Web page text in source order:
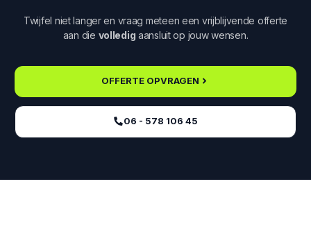
Twijfel niet langer en vraag meteen een vrijblijvende offerte
aan die volledig aansluit op jouw wensen.
OFFERTE OPVRAGEN
06 - 578 106 45‬